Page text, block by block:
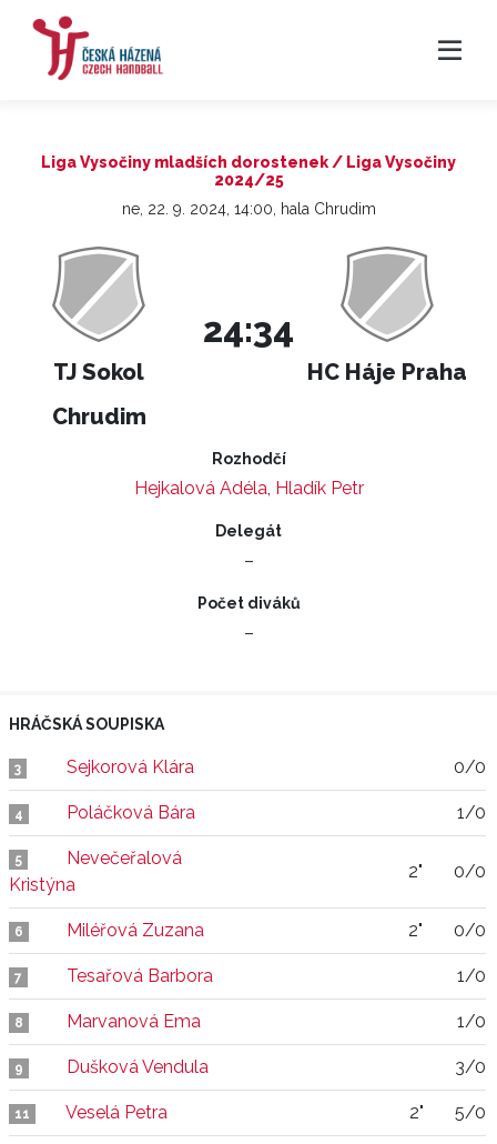
Liga Vysočiny mladších dorostenek / Liga Vysočiny
2024/25
ne, 22. 9. 2024, 14:00, hala Chrudim
TJ Sokol
Chrudim
24:34
HC Háje Praha
Rozhodčí
Hejkalová Adéla, Hladík Petr
Delegát
–
Počet diváků
–
HRÁČSKÁ SOUPISKA
3 Sejkorová Klára 0/0
4 Poláčková Bára 1/0
5
Nevečeřalová
Kristýna
2" 0/0
6 Miléřová Zuzana 2" 0/0
7 Tesařová Barbora 1/0
8 Marvanová Ema 1/0
9 Dušková Vendula 3/0
11 Veselá Petra 2" 5/0